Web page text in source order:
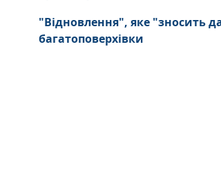
"Відновлення", яке "зносить
багатоповерхівки